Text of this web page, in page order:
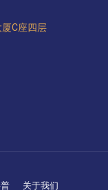
C座四层
关于我们